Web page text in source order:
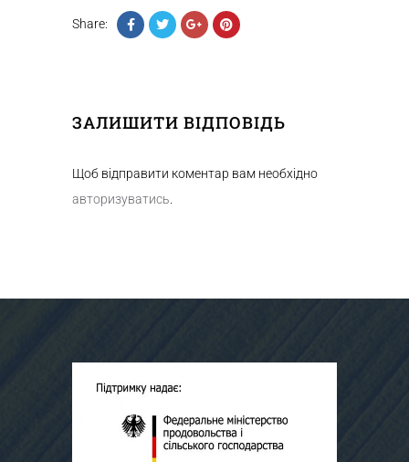
Share:
ЗАЛИШИТИ ВІДПОВІДЬ
Щоб відправити коментар вам необхідно
авторизуватись